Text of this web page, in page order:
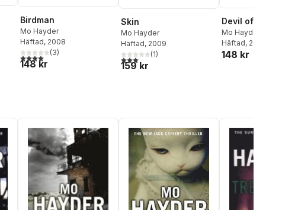
Birdman
Mo Hayder
Häftad, 2008
4,0utav 5 stjärnor. Totalt antal röster:
(3)
148 kr
Skin
Mo Hayder
Häftad, 2009
3,0utav 5 stjärnor. Totalt antal röster:
(1)
159 kr
Devil of
Mo Hayder
Häftad, 2010
148 kr